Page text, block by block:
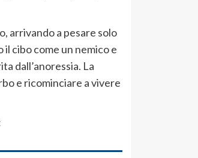
arrivando a pesare solo
cibo come un nemico e
dall’anoressia. La
e ricominciare a vivere